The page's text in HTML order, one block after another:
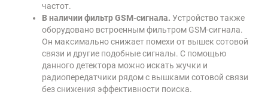
частот.
В наличии фильтр GSM-сигнала. Устройство также
оборудовано встроенным фильтром GSM-сигнала.
Он максимально снижает помехи от вышек сотовой
связи и другие подобные сигналы. С помощью
данного детектора можно искать жучки и
радиопередатчики рядом с вышками сотовой связи
без снижения эффективности поиска.